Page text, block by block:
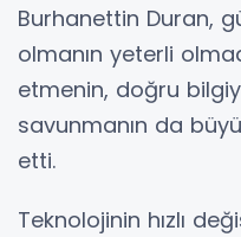
Burhanettin Duran,
olmanın yeterli
etmenin, doğru
savunmanın da
etti.
Teknolojinin hızlı